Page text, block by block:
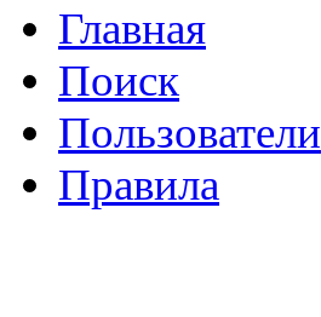
Главная
Поиск
Пользователи
Правила